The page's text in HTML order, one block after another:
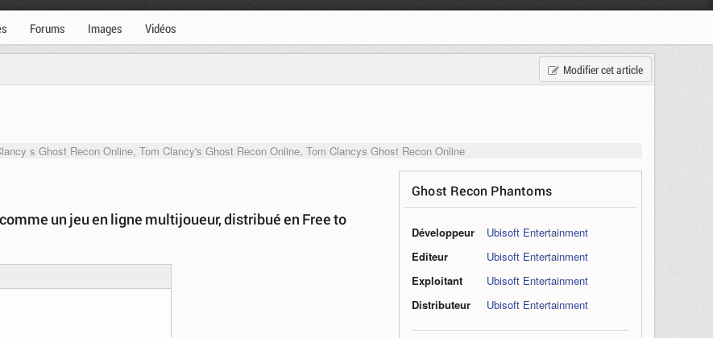
Forums Images Vidéos
Modifier cet article
s Ghost Recon Online, Tom Clancy's Ghost Recon Online, Tom Clancys Ghost Recon Online
Ghost Recon Phantoms
Développeur
Ubisoft Entertainment
Editeur
Ubisoft Entertainment
Exploitant
Ubisoft Entertainment
Distributeur
Ubisoft Entertainment
un jeu en ligne multijoueur, distribué en Free to